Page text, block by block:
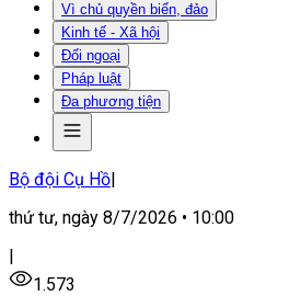
Vì chủ quyền biển, đảo
Kinh tế - Xã hội
Đối ngoại
Pháp luật
Đa phương tiện
Bộ đội Cụ Hồ|
thứ tư, ngày 8/7/2026 • 10:00
|
1.573